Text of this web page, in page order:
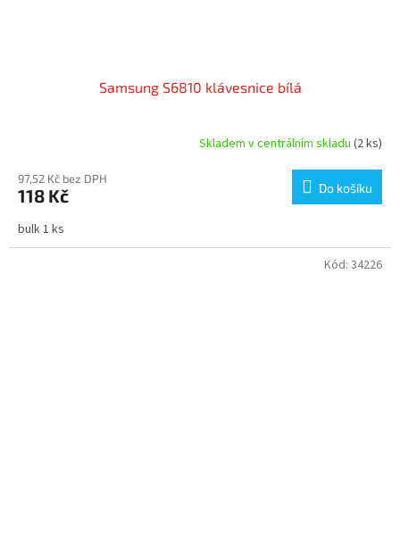
Samsung S6810 klávesnice bílá
Skladem v centrálním skladu (2 ks)
97,52 Kč bez DPH
118 Kč Do košíku
bulk 1 ks
Kód: 34226